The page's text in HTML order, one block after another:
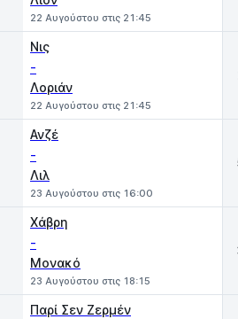
22 Αυγούστου στις 21:45
Νις
-
Λοριάν
22 Αυγούστου στις 21:45
Ανζέ
-
Λιλ
23 Αυγούστου στις 16:00
Χάβρη
-
Μονακό
23 Αυγούστου στις 18:15
Παρί Σεν Ζερμέν